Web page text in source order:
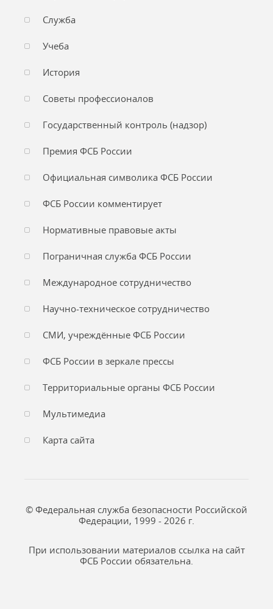
Служба
Учеба
История
Советы профессионалов
Государственный контроль (надзор)
Премия ФСБ России
Официальная символика ФСБ России
ФСБ России комментирует
Нормативные правовые акты
Пограничная служба ФСБ России
Международное сотрудничество
Научно-техническое сотрудничество
СМИ, учреждённые ФСБ России
ФСБ России в зеркале прессы
Территориальные органы ФСБ России
Мультимедиа
Карта сайта
© Федеральная служба безопасности Российской
Федерации, 1999 - 2026 г.
При использовании материалов ссылка на сайт
ФСБ России обязательна.